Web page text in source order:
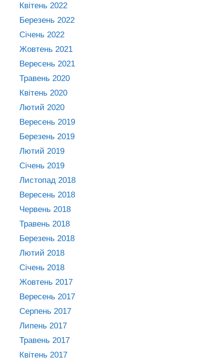
Квітень 2022
Березень 2022
Січень 2022
Жовтень 2021
Вересень 2021
Травень 2020
Квітень 2020
Лютий 2020
Вересень 2019
Березень 2019
Лютий 2019
Січень 2019
Листопад 2018
Вересень 2018
Червень 2018
Травень 2018
Березень 2018
Лютий 2018
Січень 2018
Жовтень 2017
Вересень 2017
Серпень 2017
Липень 2017
Травень 2017
Квітень 2017